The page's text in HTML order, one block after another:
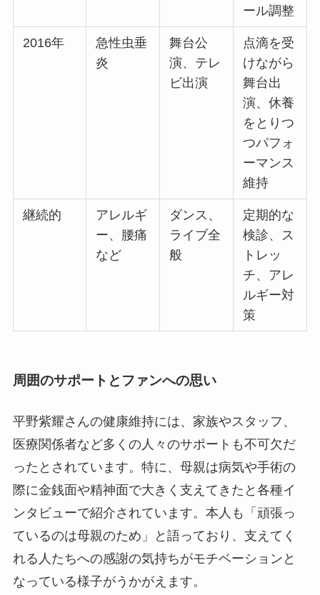
ール調整
2016年
急性虫垂
炎
舞台公
演、テレ
ビ出演
点滴を受
けながら
舞台出
演、休養
をとりつ
つパフォ
ーマンス
維持
継続的
アレルギ
ー、腰痛
など
ダンス、
ライブ全
般
定期的な
検診、ス
トレッ
チ、アレ
ルギー対
策
周囲のサポートとファンへの思い
平野紫耀さんの健康維持には、家族やスタッフ、
医療関係者など多くの人々のサポートも不可欠だ
ったとされています。特に、母親は病気や手術の
際に金銭面や精神面で大きく支えてきたと各種イ
ンタビューで紹介されています。本人も「頑張っ
ているのは母親のため」と語っており、支えてく
れる人たちへの感謝の気持ちがモチベーションと
なっている様子がうかがえます。